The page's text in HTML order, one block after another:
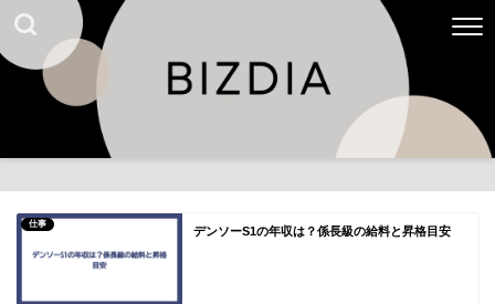
仕事
デンソーS1の年収は？係長級の給料と昇格目安